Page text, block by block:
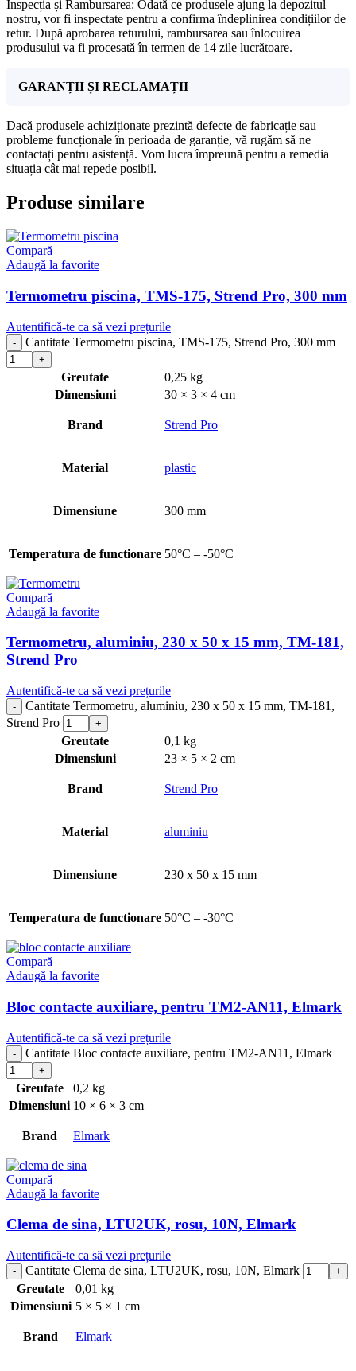
Inspecția și Rambursarea: Odată ce produsele ajung la depozitul
nostru, vor fi inspectate pentru a confirma îndeplinirea condițiilor de
retur. După aprobarea returului, rambursarea sau înlocuirea
produsului va fi procesată în termen de 14 zile lucrătoare.
GARANȚII ȘI RECLAMAȚII
Dacă produsele achiziționate prezintă defecte de fabricație sau
probleme funcționale în perioada de garanție, vă rugăm să ne
contactați pentru asistență. Vom lucra împreună pentru a remedia
situația cât mai repede posibil.
Produse similare
Compară
Adaugă la favorite
Termometru piscina, TMS-175, Strend Pro, 300 mm
Autentifică-te ca să vezi prețurile
Cantitate Termometru piscina, TMS-175, Strend Pro, 300 mm
Greutate
0,25 kg
Dimensiuni
30 × 3 × 4 cm
Brand Strend Pro
Material plastic
Dimensiune 300 mm
Temperatura de functionare 50°C – -50°C
Compară
Adaugă la favorite
Termometru, aluminiu, 230 x 50 x 15 mm, TM-181,
Strend Pro
Autentifică-te ca să vezi prețurile
Cantitate Termometru, aluminiu, 230 x 50 x 15 mm, TM-181,
Strend Pro
Greutate
0,1 kg
Dimensiuni
23 × 5 × 2 cm
Brand Strend Pro
Material aluminiu
Dimensiune 230 x 50 x 15 mm
Temperatura de functionare 50°C – -30°C
Compară
Adaugă la favorite
Bloc contacte auxiliare, pentru TM2-AN11, Elmark
Autentifică-te ca să vezi prețurile
Cantitate Bloc contacte auxiliare, pentru TM2-AN11, Elmark
Greutate
0,2 kg
Dimensiuni 10 × 6 × 3 cm
Brand Elmark
Compară
Adaugă la favorite
Clema de sina, LTU2UK, rosu, 10N, Elmark
Autentifică-te ca să vezi prețurile
Cantitate Clema de sina, LTU2UK, rosu, 10N, Elmark
Greutate
0,01 kg
Dimensiuni 5 × 5 × 1 cm
Brand Elmark